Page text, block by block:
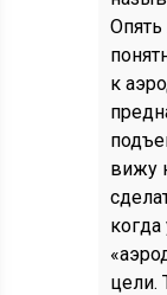
к
вижу
цели.